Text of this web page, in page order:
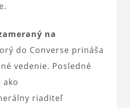
na
do Converse prináša
vedenie. Posledné
riaditeľ